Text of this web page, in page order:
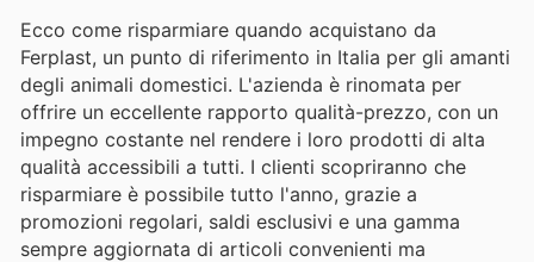
Ecco come risparmiare quando acquistano da
Ferplast, un punto di riferimento in Italia per gli amanti
degli animali domestici. L'azienda è rinomata per
offrire un eccellente rapporto qualità-prezzo, con un
impegno costante nel rendere i loro prodotti di alta
qualità accessibili a tutti. I clienti scopriranno che
risparmiare è possibile tutto l'anno, grazie a
promozioni regolari, saldi esclusivi e una gamma
sempre aggiornata di articoli convenienti ma